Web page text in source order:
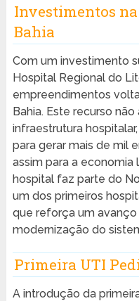
Investimentos
Bahia
Com um investimento
Hospital Regional do
empreendimentos
Bahia. Este recurso
infraestrutura
para gerar mais de mil
assim para a
hospital faz parte do
um dos primeiros
que reforça um
modernização do
Primeira UTI
A introdução da